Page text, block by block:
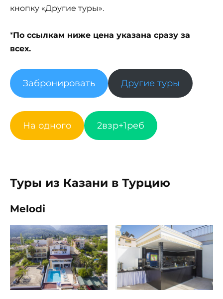
кнопку «Другие туры».
*По ссылкам ниже цена указана сразу за
всех.
Забронировать Другие туры
На одного 2взр+1реб
Туры из Казани в Турцию
Melodi